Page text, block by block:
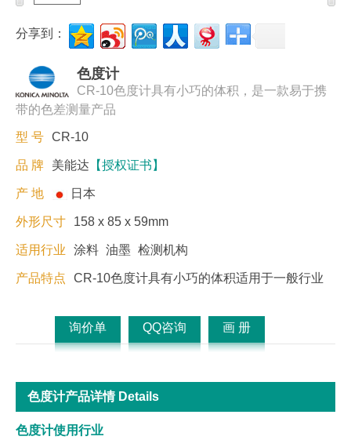
分享到：
色度计
CR-10色度计具有小巧的体积，是一款易于携
带的色差测量产品
型 号 CR-10
品 牌 美能达 【授权证书】
产 地 日本
外形尺寸 158 x 85 x 59mm
适用行业 涂料 油墨 检测机构
产品特点 CR-10色度计具有小巧的体积适用于一般行业
询价单 QQ咨询 画 册
色度计产品详情 Details
色度计使用行业